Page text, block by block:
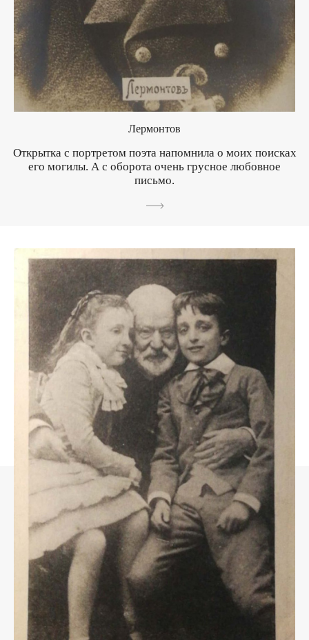
Лермонтов
Открытка с портретом поэта напомнила о моих поисках
его могилы. А с оборота очень грусное любовное
письмо.